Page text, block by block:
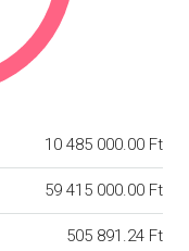
10 485 000.00 Ft
59 415 000.00 Ft
505 891.24 Ft